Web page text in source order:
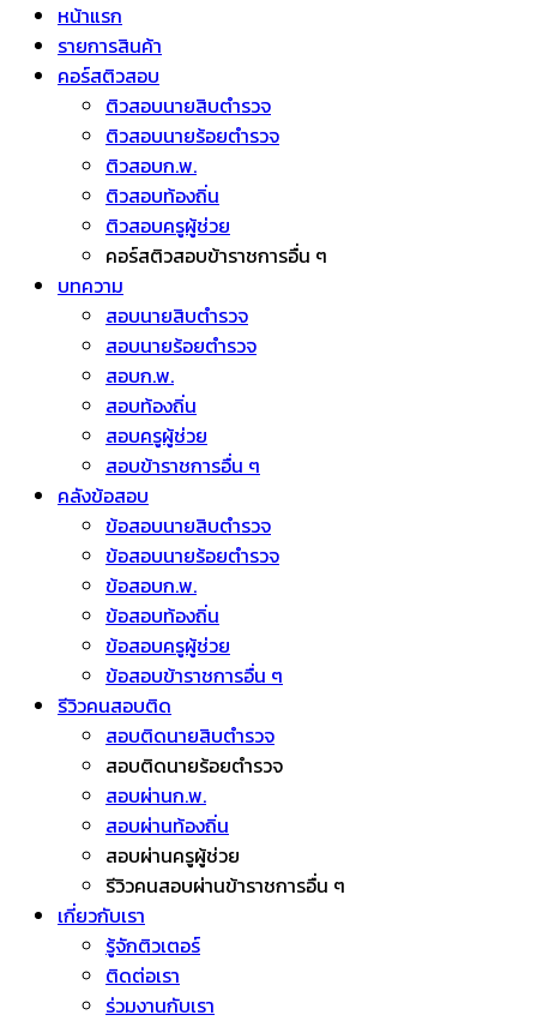
หน้าแรก
รายการสินค้า
คอร์สติวสอบ
ติวสอบนายสิบตำรวจ
ติวสอบนายร้อยตำรวจ
ติวสอบก.พ.
ติวสอบท้องถิ่น
ติวสอบครูผู้ช่วย
คอร์สติวสอบข้าราชการอื่น ๆ
บทความ
สอบนายสิบตำรวจ
สอบนายร้อยตำรวจ
สอบก.พ.
สอบท้องถิ่น
สอบครูผู้ช่วย
สอบข้าราชการอื่น ๆ
คลังข้อสอบ
ข้อสอบนายสิบตำรวจ
ข้อสอบนายร้อยตำรวจ
ข้อสอบก.พ.
ข้อสอบท้องถิ่น
ข้อสอบครูผู้ช่วย
ข้อสอบข้าราชการอื่น ๆ
รีวิวคนสอบติด
สอบติดนายสิบตำรวจ
สอบติดนายร้อยตำรวจ
สอบผ่านก.พ.
สอบผ่านท้องถิ่น
สอบผ่านครูผู้ช่วย
รีวิวคนสอบผ่านข้าราชการอื่น ๆ
เกี่ยวกับเรา
รู้จักติวเตอร์
ติดต่อเรา
ร่วมงานกับเรา